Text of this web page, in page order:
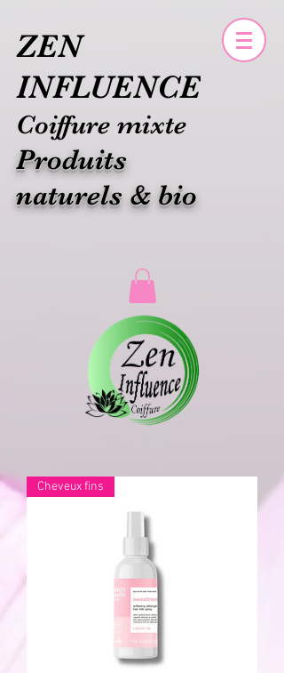
ZEN
INFLUENCE
Coiffure mixte
Produits
naturels & bio
Cheveux fins